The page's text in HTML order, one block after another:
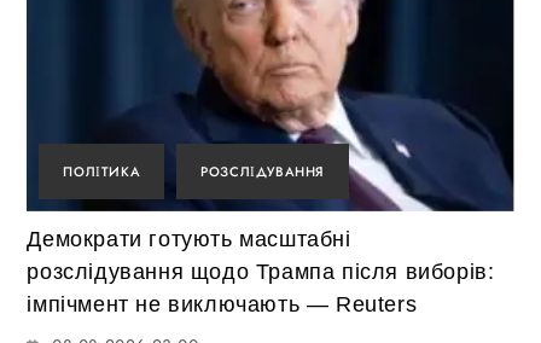
ПОЛІТИКА РОЗСЛІДУВАННЯ
Демократи готують масштабні
розслідування щодо Трампа після виборів:
імпічмент не виключають — Reuters